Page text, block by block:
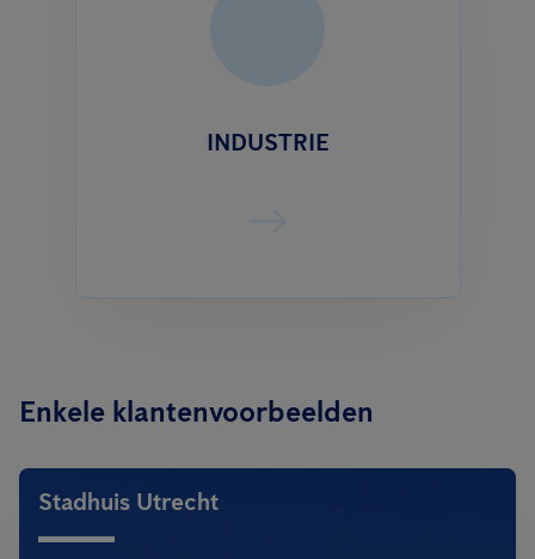
INDUSTRIE
Enkele klantenvoorbeelden
Stadhuis Utrecht